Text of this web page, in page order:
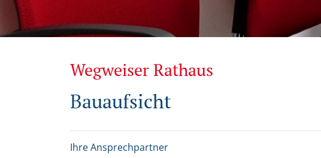
Wegweiser Rathaus
Bauaufsicht
Ihre Ansprechpartner